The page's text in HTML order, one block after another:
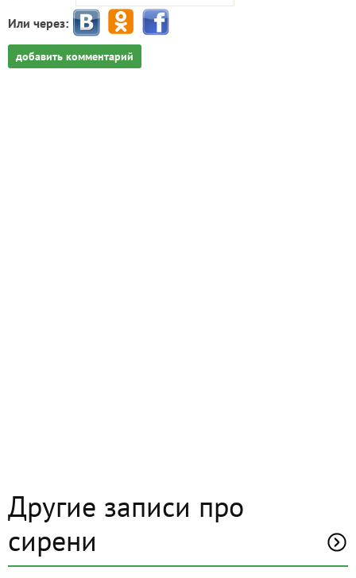
Или через:
добавить комментарий
Другие записи про
сирени